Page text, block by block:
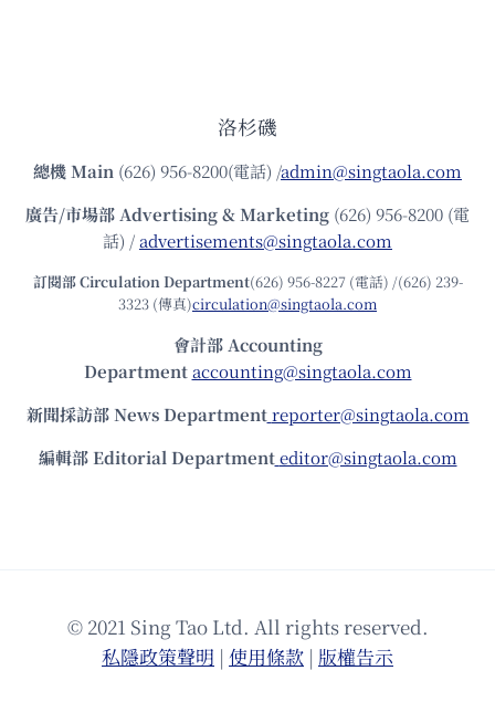
洛杉磯
總機Main (626) 956-8200(電話) /admin@singtaola.com
廣告/市場部Advertising & Marketing (626) 956-8200 (電
話) /advertisements@singtaola.com
訂閱部 Circulation Department(626) 956-8227 (電話) /(626) 239-
3323 (傳真)circulation@singtaola.com
會計部 Accounting
Department accounting@singtaola.com
新聞採訪部 News Department reporter@singtaola.com
編輯部 Editorial Department editor@singtaola.com
© 2021 Sing Tao Ltd. All rights reserved.
私隱政策聲明 | 使⽤條款 | 版權告⽰